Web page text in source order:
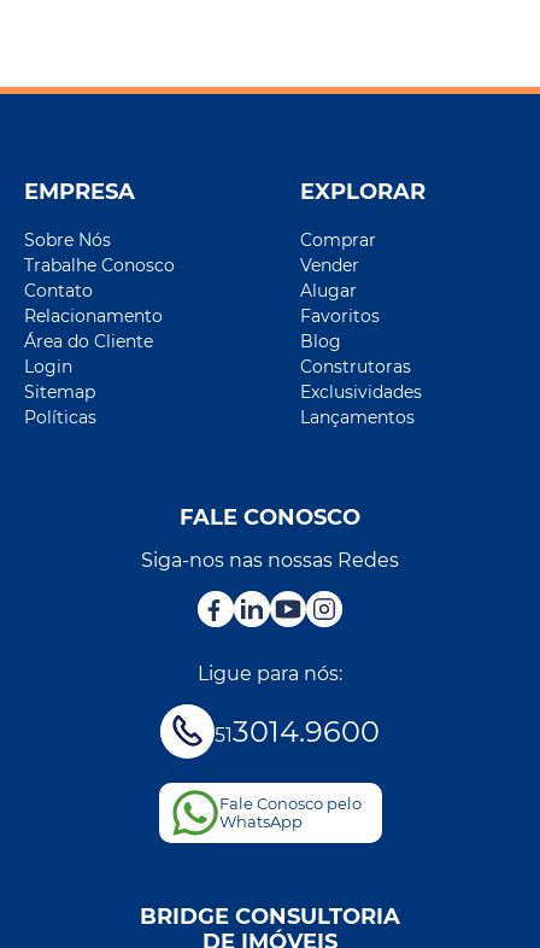
EMPRESA
Sobre Nós
Trabalhe Conosco
Contato
Relacionamento
Área do Cliente
Login
Sitemap
Políticas
EXPLORAR
Comprar
Vender
Alugar
Favoritos
Blog
Construtoras
Exclusividades
Lançamentos
FALE CONOSCO
Siga-nos nas nossas Redes
Ligue para nós:
513014.9600
Fale Conosco pelo
WhatsApp
BRIDGE CONSULTORIA
DE IMÓVEIS